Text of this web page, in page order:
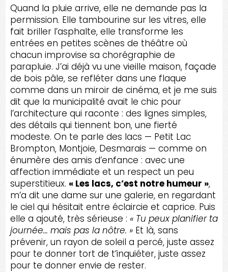
Quand la pluie arrive, elle ne demande pas la
permission. Elle tambourine sur les vitres, elle
fait briller l’asphalte, elle transforme les
entrées en petites scènes de théâtre où
chacun improvise sa chorégraphie de
parapluie. J’ai déjà vu une vieille maison, façade
de bois pâle, se refléter dans une flaque
comme dans un miroir de cinéma, et je me suis
dit que la municipalité avait le chic pour
l’architecture qui raconte : des lignes simples,
des détails qui tiennent bon, une fierté
modeste. On te parle des lacs — Petit Lac
Brompton, Montjoie, Desmarais — comme on
énumère des amis d’enfance : avec une
affection immédiate et un respect un peu
superstitieux. « Les lacs, c’est notre humeur »,
m’a dit une dame sur une galerie, en regardant
le ciel qui hésitait entre éclaircie et caprice. Puis
elle a ajouté, très sérieuse : « Tu peux planifier ta
journée… mais pas la nôtre. »Et là, sans
prévenir, un rayon de soleil a percé, juste assez
pour te donner tort de t’inquiéter, juste assez
pour te donner envie de rester.